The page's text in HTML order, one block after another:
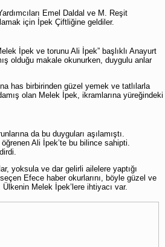
Emel Daldal ve M. Reşit
için İpek Çiftliğine geldiler.
İpek ve torunu Ali İpek” başlıklı Anayurt
olduğu makale okunurken, duygulu anlar
has birbirinden güzel yemek ve tatlılarla
olan Melek İpek, ikramlarına yüreğindeki
da bu duyguları aşılamıştı.
Ali İpek’te bu bilince sahipti.
yoksula ve dar gelirli ailelere yaptığı
Efece haber okurlarını, böyle güzel ve
Melek İpek’lere ihtiyacı var.